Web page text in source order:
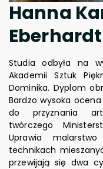
Hanna
Eberhardt
Studia odbyła na
Akademii Sztuk
Dominika. Dyplom
Bardzo wysoka
do przyznania
twórczego
Uprawia
technikach
przewijają się dwa